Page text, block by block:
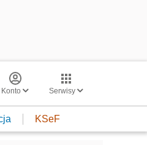
Konto Serwisy
KSeF